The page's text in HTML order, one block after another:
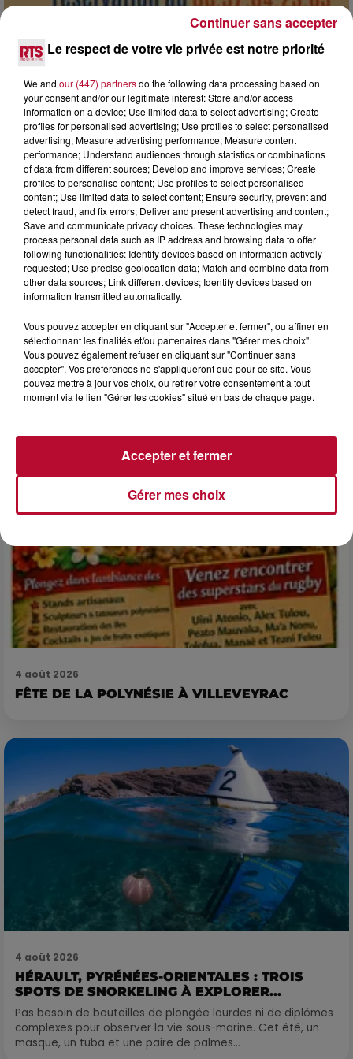
7 août 2026
DINER CONCERT À LA MJC DE MARSEILLAN
6 août 2026
NÎMES : « LE RÊVE DU GLADIATEUR » INVESTIT
LES ARÈNES CES 3...
Après un franc succès l'été dernier, le spectacle « Le Rêve
du gladiateur » revient illuminer l'amphithéâtre romain les 6,
4 août 2026
FÊTE DE LA POLYNÉSIE À VILLEVEYRAC
4 août 2026
HÉRAULT, PYRÉNÉES-ORIENTALES : TROIS
SPOTS DE SNORKELING À EXPLORER...
Pas besoin de bouteilles de plongée lourdes ni de diplômes
complexes pour observer la vie sous-marine. Cet été, un
masque, un tuba et une paire de palmes...
Le respect de votre vie privée est notre priorité
We and our (447) partnersdo the following data processing based on
your consent and/or our legitimate interest: Store and/or access
information on a device; Use limited data to select advertising; Create
profiles for personalised advertising; Use profiles to select personalised
advertising; Measure advertising performance; Measure content
performance; Understand audiences through statistics or combinations
of data from different sources; Develop and improve services; Create
profiles to personalise content; Use profiles to select personalised
content; Use limited data to select content; Ensure security, prevent and
detect fraud, and fix errors; Deliver and present advertising and content;
Save and communicate privacy choices. These technologies may
process personal data such as IP address and browsing data to offer
following functionalities: Identify devices based on information actively
requested; Use precise geolocation data; Match and combine data from
other data sources; Link different devices; Identify devices based on
information transmitted automatically.
Vous pouvez accepter en cliquant sur "Accepter et fermer", ou affiner en
sélectionnant les finalités et/ou partenaires dans "Gérer mes choix".
Vous pouvez également refuser en cliquant sur "Continuer sans
accepter". Vos préférences ne s'appliqueront que pour ce site. Vous
pouvez mettre à jour vos choix, ou retirer votre consentement à tout
moment via le lien "Gérer les cookies" situé en bas de chaque page.
Gérer mes choix
Accepter et fermer
Continuer sans accepter